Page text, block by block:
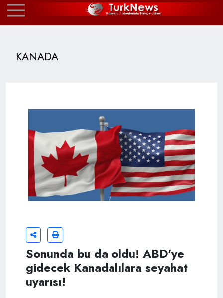
KANADA
Sonunda bu da oldu! ABD'ye
gidecek Kanadalılara seyahat
uyarısı!